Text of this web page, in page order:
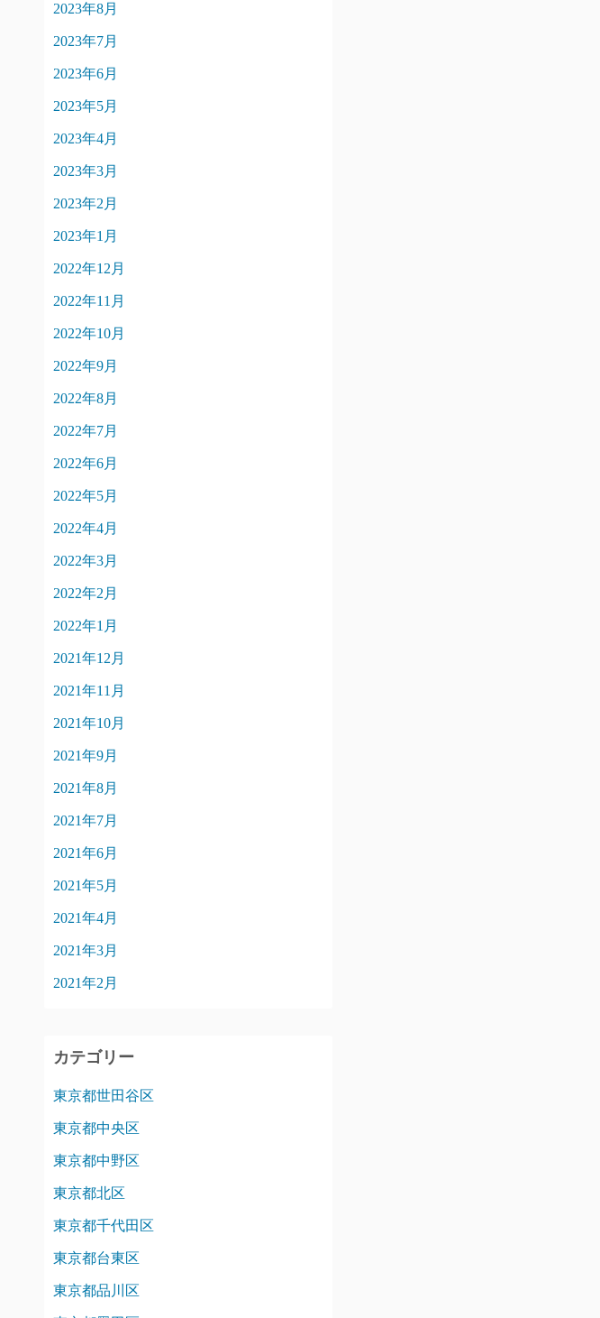
2023年8月
2023年7月
2023年6月
2023年5月
2023年4月
2023年3月
2023年2月
2023年1月
2022年12月
2022年11月
2022年10月
2022年9月
2022年8月
2022年7月
2022年6月
2022年5月
2022年4月
2022年3月
2022年2月
2022年1月
2021年12月
2021年11月
2021年10月
2021年9月
2021年8月
2021年7月
2021年6月
2021年5月
2021年4月
2021年3月
2021年2月
カテゴリー
東京都世田谷区
東京都中央区
東京都中野区
東京都北区
東京都千代田区
東京都台東区
東京都品川区